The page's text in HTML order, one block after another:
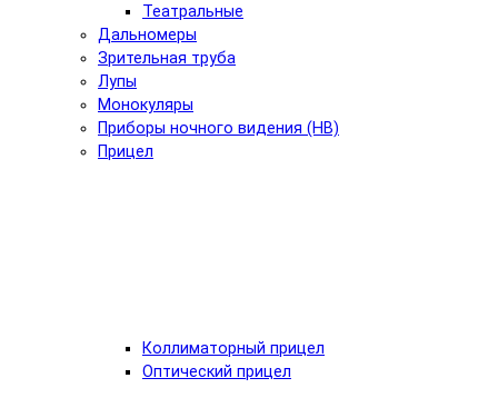
Театральные
Дальномеры
Зрительная труба
Лупы
Монокуляры
Приборы ночного видения (НВ)
Прицел
Коллиматорный прицел
Оптический прицел